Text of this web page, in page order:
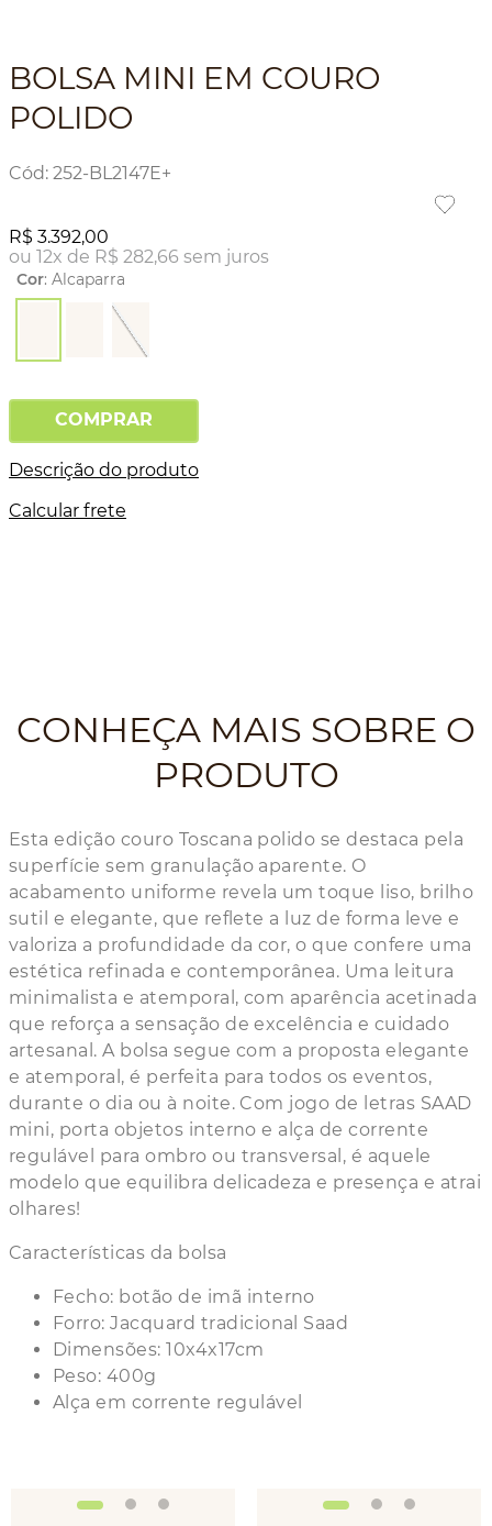
BOLSA MINI EM COURO
POLIDO
: 252-BL2147E+
R$ 3.392,00
ou 12x de R$ 282,66 sem juros
Cor: Alcaparra
COMPRAR
Descrição do produto
Calcular frete
CONHEÇA MAIS SOBRE O
PRODUTO
Esta edição couro Toscana polido se destaca pela
superfície sem granulação aparente. O
acabamento uniforme revela um toque liso, brilho
sutil e elegante, que reflete a luz de forma leve e
valoriza a profundidade da cor, o que confere uma
estética refinada e contemporânea. Uma leitura
minimalista e atemporal, com aparência acetinada
que reforça a sensação de excelência e cuidado
artesanal. A bolsa segue com a proposta elegante
e atemporal, é perfeita para todos os eventos,
durante o dia ou à noite. Com jogo de letras SAAD
mini, porta objetos interno e alça de corrente
regulável para ombro ou transversal, é aquele
modelo que equilibra delicadeza e presença e atrai
olhares!
Características da bolsa
Fecho: botão de imã interno
Forro: Jacquard tradicional Saad
Dimensões: 10x4x17cm
Peso: 400g
Alça em corrente regulável